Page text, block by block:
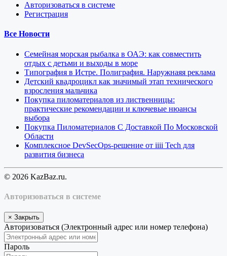
Авторизоваться в системе
Регистрация
Все Новости
Семейная морская рыбалка в ОАЭ: как совместить
отдых с детьми и выходы в море
Типография в Истре. Полиграфия. Наружнаяя реклама
Детский квадроцикл как значимый этап технического
взросления мальчика
Покупка пиломатериалов из лиственницы:
практические рекомендации и ключевые нюансы
выбора
Покупка Пиломатериалов С Доставкой По Московской
Области
Комплексное DevSecOps-решение от iiii Tech для
развития бизнеса
© 2026 KazBaz.ru.
Авторизоваться в системе
× Закрыть
Авторизоваться (Электронный адрес или номер телефона)
Пароль